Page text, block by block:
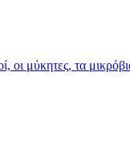
οι μύκητες, τα